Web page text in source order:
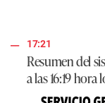
17:21
Resumen del
a las 16:19 hora